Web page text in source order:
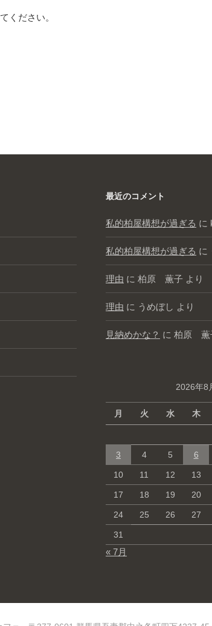
ください。
最近のコメント
私的柏屋構想が過ぎる に
私的柏屋構想が過ぎる に
理由 に 柏原 薫子 より
理由 に うめぼし より
見納めかな？ に 柏原 薫
2026年8
月 火 水 木
3 4 5 6
10 11 12 13
17 18 19 20
24 25 26 27
31
« 7月